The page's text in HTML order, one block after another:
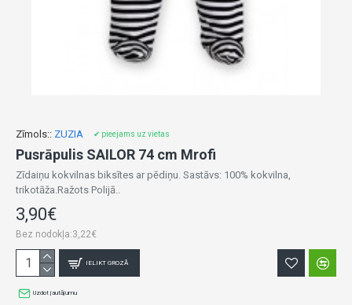
Zīmols:: ZUZIA ✔ pieejams uz vietas
Pusrāpulis SAILOR 74 cm Mrofi
Zīdaiņu kokvilnas biksītes ar pēdiņu. Sastāvs: 100% kokvilna,
trikotāža.Ražots Polijā..
3,90€
Bez nodokļa:3,22€
IELIKT GROZĀ
Uzdot jautājumu